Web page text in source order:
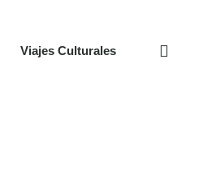
Viajes Culturales